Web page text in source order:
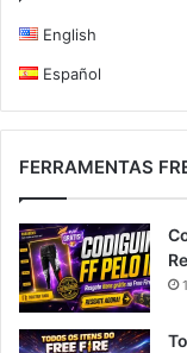
English
Español
FERRAMENTAS